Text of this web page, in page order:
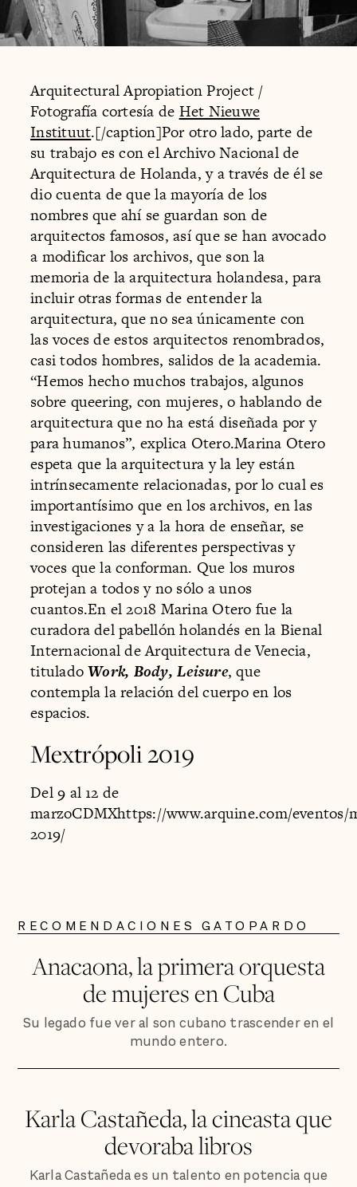
Arquitectural Apropiation Project /
Fotografía cortesía de Het Nieuwe
Instituut.[/caption]Por otro lado, parte de
su trabajo es con el Archivo Nacional de
Arquitectura de Holanda, y a través de él se
dio cuenta de que la mayoría de los
nombres que ahí se guardan son de
arquitectos famosos, así que se han avocado
a modificar los archivos, que son la
memoria de la arquitectura holandesa, para
incluir otras formas de entender la
arquitectura, que no sea únicamente con
las voces de estos arquitectos renombrados,
casi todos hombres, salidos de la academia.
“Hemos hecho muchos trabajos, algunos
sobre queering, con mujeres, o hablando de
arquitectura que no ha está diseñada por y
para humanos”, explica Otero.Marina Otero
espeta que la arquitectura y la ley están
intrínsecamente relacionadas, por lo cual es
importantísimo que en los archivos, en las
investigaciones y a la hora de enseñar, se
consideren las diferentes perspectivas y
voces que la conforman. Que los muros
protejan a todos y no sólo a unos
cuantos.En el 2018 Marina Otero fue la
curadora del pabellón holandés en la Bienal
Internacional de Arquitectura de Venecia,
tituladoWork, Body, Leisure, que
contempla la relación del cuerpo en los
espacios.
Mextrópoli 2019
Del 9 al 12 de
marzoCDMXhttps://www.arquine.com/eventos/
2019/
RECOMENDACIONES GATOPARDO
Anacaona, la primera orquesta
de mujeres en Cuba
Su legado fue ver al son cubano trascender en el
mundo entero.
Karla Castañeda, la cineasta que
devoraba libros
Karla Castañeda es un talento en potencia que